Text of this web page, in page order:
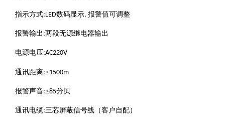
指示方式:LED数码显示, 报警值可调整
报警输出 :两段无源继电器输出
电源电压:AC220V
通讯距离:≥1500m
报警声音:≥85分贝
通讯电缆:三芯屏蔽信号线（客户自配）